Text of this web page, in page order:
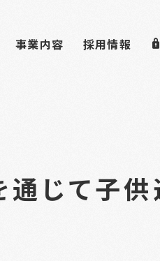
事業内容 採用情報
通じて子